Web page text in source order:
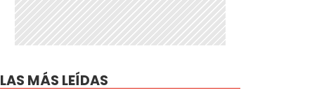
LAS MÁS LEÍDAS